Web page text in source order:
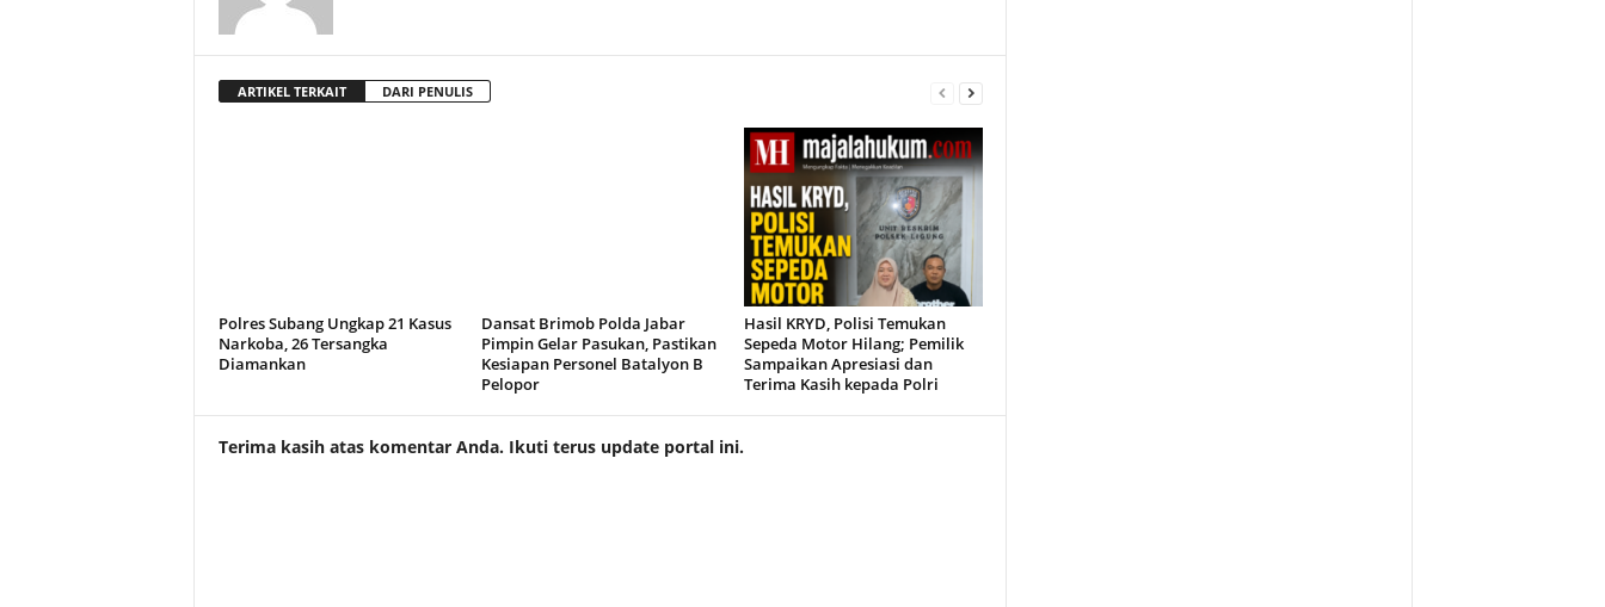
ARTIKEL TERKAIT DARI PENULIS
Polres Subang Ungkap 21 Kasus
Narkoba, 26 Tersangka
Diamankan
Dansat Brimob Polda Jabar
Pimpin Gelar Pasukan, Pastikan
Kesiapan Personel Batalyon B
Pelopor
Hasil KRYD, Polisi Temukan
Sepeda Motor Hilang; Pemilik
Sampaikan Apresiasi dan
Terima Kasih kepada Polri
Terima kasih atas komentar Anda. Ikuti terus update portal ini.